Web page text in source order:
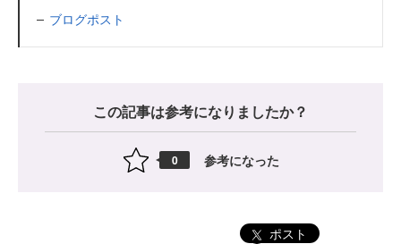
ブログポスト
この記事は参考になりましたか？
0 参考になった
ポスト